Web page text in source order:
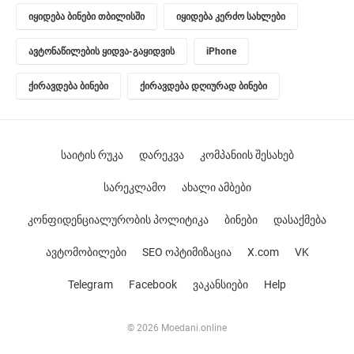
იყიდება ბინები თბილისში იყიდება კერძო სახლები
ავტონაწილების ყიდვა-გაყიდვის iPhone
ქირავდება ბინები ქირავდება დღიურად ბინები
© 2026 Moedani.online
საიტის რუკა დარეკვა კომპანიის შესახებ
სარეკლამო ახალი ამბები
კონფიდენციალურობის პოლიტიკა ბინები დასაქმება
ავტომობილები SEO ოპტიმიზაცია X.com VK
Telegram Facebook ვაკანსიები Help